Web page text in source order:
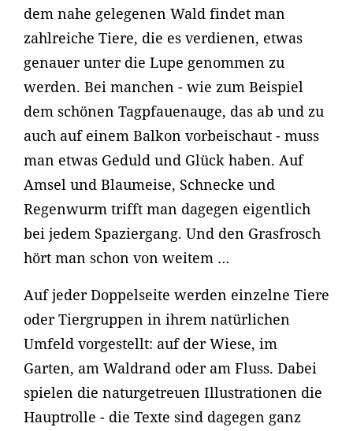
dem nahe gelegenen Wald findet man
zahlreiche Tiere, die es verdienen, etwas
genauer unter die Lupe genommen zu
werden. Bei manchen - wie zum Beispiel
dem schönen Tagpfauenauge, das ab und zu
auch auf einem Balkon vorbeischaut - muss
man etwas Geduld und Glück haben. Auf
Amsel und Blaumeise, Schnecke und
Regenwurm trifft man dagegen eigentlich
bei jedem Spaziergang. Und den Grasfrosch
hört man schon von weitem …
Auf jeder Doppelseite werden einzelne Tiere
oder Tiergruppen in ihrem natürlichen
Umfeld vorgestellt: auf der Wiese, im
Garten, am Waldrand oder am Fluss. Dabei
spielen die naturgetreuen Illustrationen die
Hauptrolle - die Texte sind dagegen ganz